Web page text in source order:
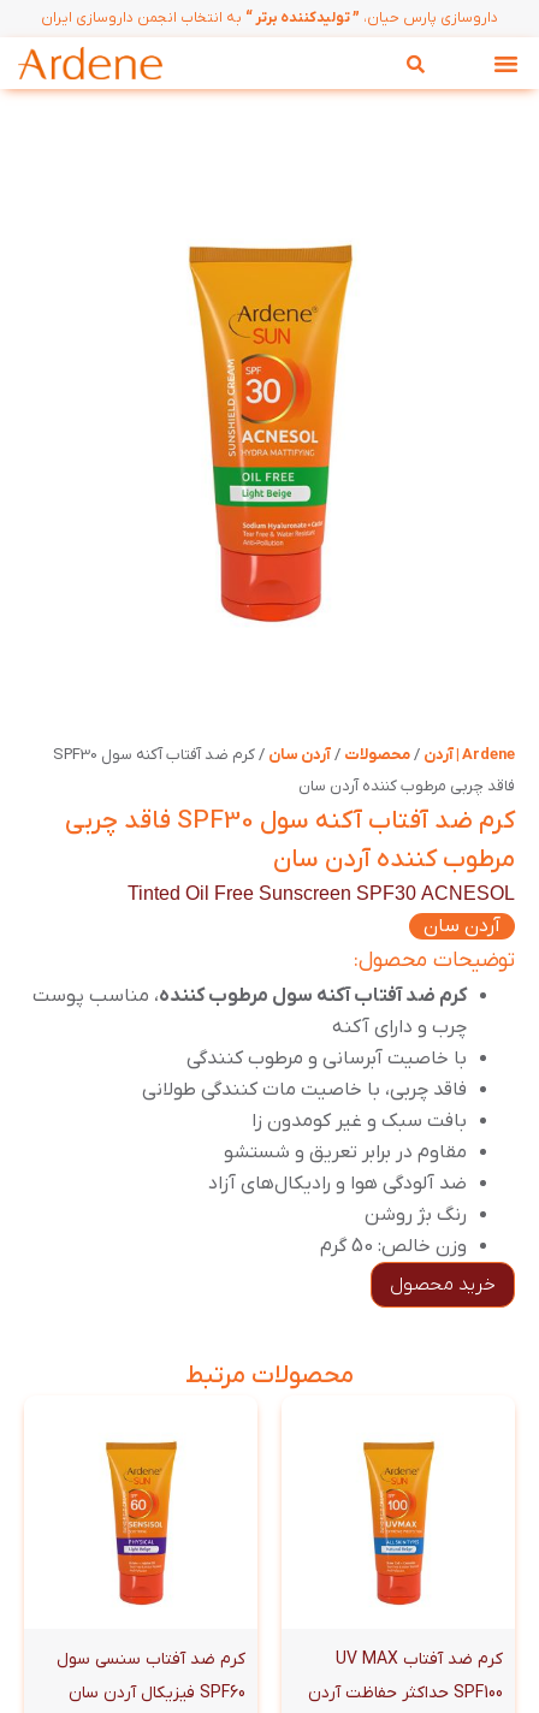
داروسازی پارس حیان، ” تولیدکننده برتر “ به انتخاب انجمن داروسازی ایران
Ardene | آردن /محصولات /آردن سان /
کرم ضد آفتاب آکنه سول SPF30
فاقد چربی مرطوب کننده آردن سان
کرم ضد آفتاب آکنه سول SPF30 فاقد چربی
مرطوب کننده آردن سان
Tinted Oil Free Sunscreen SPF30 ACNESOL
آردن سان
توضیحات محصول:
کرم ضد آفتاب آکنه سول مرطوب کننده، مناسب پوست
چرب و دارای آکنه
با خاصیت آبرسانی و مرطوب کنندگی
فاقد چربی، با خاصیت مات کنندگی طولانی
بافت سبک و غیر کومدون زا
مقاوم در برابر تعریق و شستشو
ضد آلودگی هوا و رادیکال‌های آزاد
رنگ بژ روشن
وزن خالص: 50 گرم
خرید محصول
محصولات مرتبط
کرم ضد آفتاب UV MAX
SPF100 حداکثر حفاظت آردن
کرم ضد آفتاب سنسی سول
SPF60 فیزیکال آردن سان